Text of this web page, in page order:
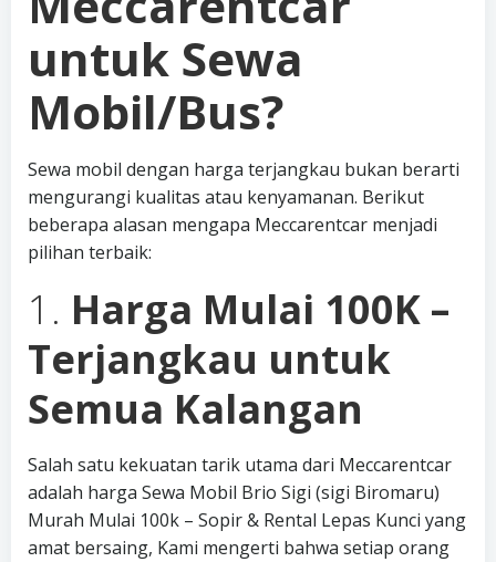
untuk Sewa
Mobil/Bus?
Sewa mobil dengan harga terjangkau bukan berarti
mengurangi kualitas atau kenyamanan. Berikut
beberapa alasan mengapa Meccarentcar menjadi
pilihan terbaik:
1. Harga Mulai 100K –
Terjangkau untuk
Semua Kalangan
Salah satu kekuatan tarik utama dari Meccarentcar
adalah harga Sewa Mobil Brio Sigi (sigi Biromaru)
Murah Mulai 100k – Sopir & Rental Lepas Kunci yang
amat bersaing, Kami mengerti bahwa setiap orang